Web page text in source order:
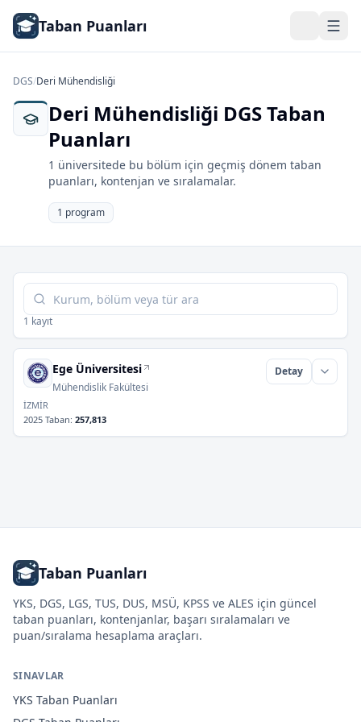
Taban Puanları
DGS/Deri Mühendisliği
Deri Mühendisliği DGS Taban
Puanları
1 üniversitede bu bölüm için geçmiş dönem taban
puanları, kontenjan ve sıralamalar.
1 program
Tabloda ara
1 kayıt
Ege Üniversitesi
Mühendislik Fakültesi
Detay
İZMİR
2025 Taban: 257,813
Taban Puanları
YKS, DGS, LGS, TUS, DUS, MSÜ, KPSS ve ALES için güncel
taban puanları, kontenjanlar, başarı sıralamaları ve
puan/sıralama hesaplama araçları.
SINAVLAR
YKS Taban Puanları